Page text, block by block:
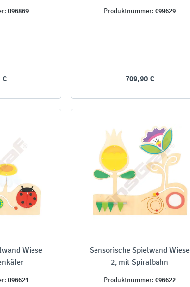
096869
€
Produktnummer: 099629
709,90 €
Wiese
096621
Sensorische Spielwand Wiese
2, mit Spiralbahn
Produktnummer: 096622